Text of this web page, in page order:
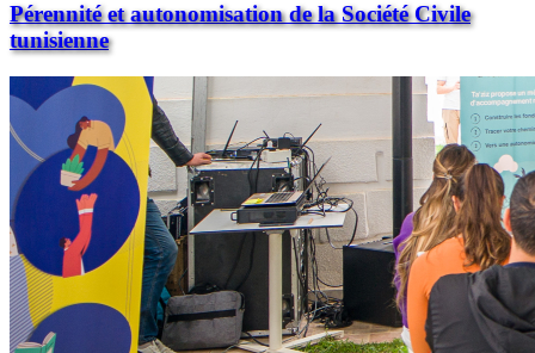
Pérennité et autonomisation de la Société Civile
tunisienne